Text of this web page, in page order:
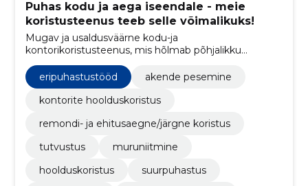
Puhas kodu ja aega iseendale - meie
koristusteenus teeb selle võimalikuks!
Mugav ja usaldusväärne kodu-ja
kontorikoristusteenus, mis hõlmab põhjalikku
puhastust, pindade desinfitseerimist, vaipade ja
mööbli hooldust ning eripuhastust vastavalt
vajadusele.
eripuhastustööd
akende pesemine
kontorite hoolduskoristus
remondi- ja ehitusaegne/järgne koristus
tutvustus
muruniitmine
hoolduskoristus
suurpuhastus